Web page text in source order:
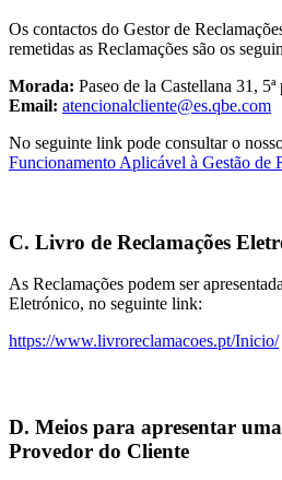
Os contactos do Gestor de
remetidas as Reclamações são os
Morada: Paseo de la Castellana 31,
Email: atencionalcliente@es.qbe.com
No seguinte link pode consultar o
Funcionamento Aplicável à Gestão de
C. Livro de Reclamações
As Reclamações podem ser
Eletrónico, no seguinte link:
https://www.livroreclamacoes.pt/Inicio/
D. Meios para apresentar
Provedor do Cliente